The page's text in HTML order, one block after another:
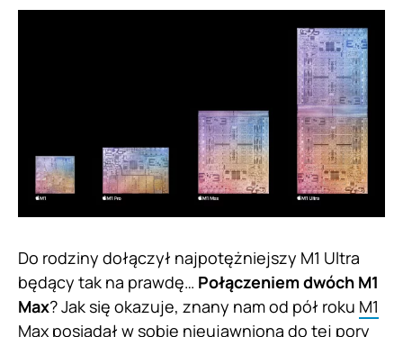
Do rodziny dołączył najpotężniejszy M1 Ultra
będący tak na prawdę… Połączeniem dwóch M1
Max? Jak się okazuje, znany nam od pół roku M1
Max posiadał w sobie nieujawnioną do tej pory